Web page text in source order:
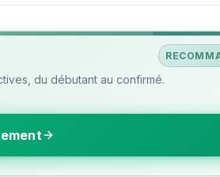
du débutant au confirmé.